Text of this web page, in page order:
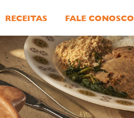
RECEITAS FALE CONOSCO